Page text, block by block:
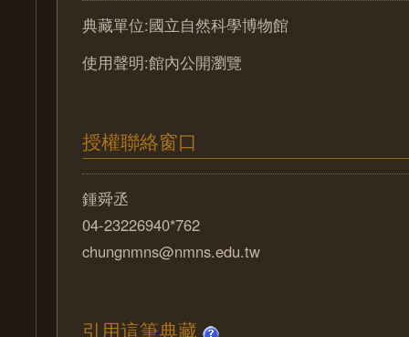
典藏單位:國立自然科學博物館
使用聲明:館內公開瀏覽
授權聯絡窗口
鍾舜丞
04-23226940*762
chungnmns@nmns.edu.tw
引用這筆典藏